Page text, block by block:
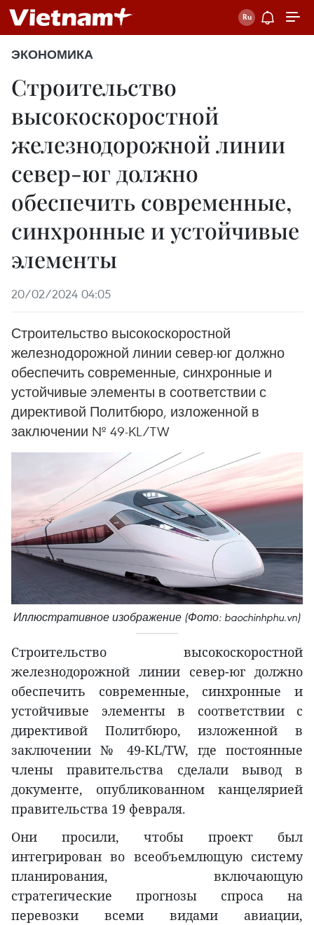
ЭКОНОМИКА
Строительство
высокоскоростной
железнодорожной линии
север-юг должно
обеспечить современные,
синхронные и устойчивые
элементы
20/02/2024 04:05
Строительство высокоскоростной
железнодорожной линии север-юг должно
обеспечить современные, синхронные и
устойчивые элементы в соответствии с
директивой Политбюро, изложенной в
заключении № 49-KL/TW
Иллюстративное изображение (Фото: baochinhphu.vn)
Строительство высокоскоростной
железнодорожной линии север-юг должно
обеспечить современные, синхронные и
устойчивые элементы в соответствии с
директивой Политбюро, изложенной в
заключении № 49-KL/TW, где постоянные
члены правительства сделали вывод в
документе, опубликованном канцелярией
правительства 19 февраля.
Они просили, чтобы проект был
интегрирован во всеобъемлющую систему
планирования, включающую
стратегические прогнозы спроса на
перевозки всеми видами авиации,